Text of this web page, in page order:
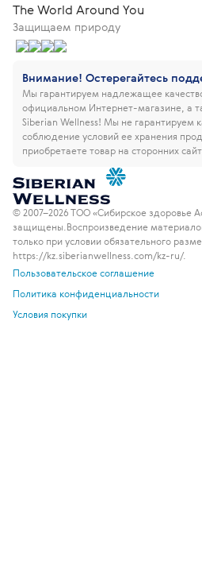
The World Around You
Защищаем природу
Внимание! Остерегайтесь
Мы гарантируем надлежащее
официальном Интернет-магазине, а
Siberian Wellness! Мы не гарантируем
соблюдение условий ее хранения
приобретаете товар на сторонних
© 2007–2026 ТОО «Сибирское здоровье
защищены. Воспроизведение
только при условии обязательного
https://kz.siberianwellness.com/kz-ru/.
Пользовательское соглашение
Политика конфиденциальности
Условия покупки